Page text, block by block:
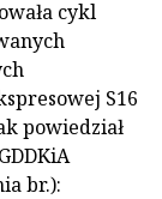
cykl
S16
powiedział
br.):